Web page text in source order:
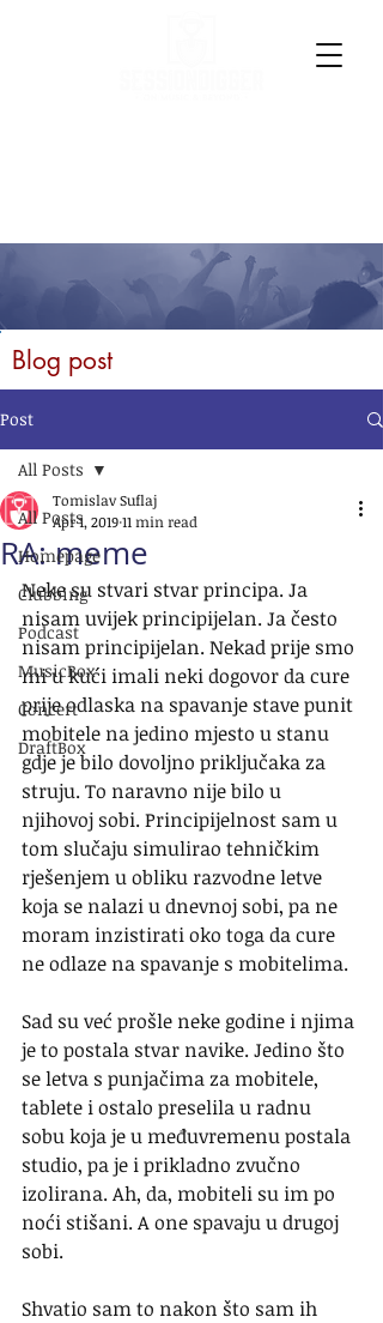
Blog post
Post
All Posts
Homepage
Clubbing
Podcast
MusicBox
Concert
DraftBox
All Posts
RA: meme
Tomislav Suflaj
Apr 1, 201911 min read
Neke su stvari stvar principa. Ja
nisam uvijek principijelan. Ja često
nisam principijelan. Nekad prije smo
mi u kući imali neki dogovor da cure
prije odlaska na spavanje stave punit
mobitele na jedino mjesto u stanu
gdje je bilo dovoljno priključaka za
struju. To naravno nije bilo u
njihovoj sobi. Principijelnost sam u
tom slučaju simulirao tehničkim
rješenjem u obliku razvodne letve
koja se nalazi u dnevnoj sobi, pa ne
moram inzistirati oko toga da cure
ne odlaze na spavanje s mobitelima.
Sad su već prošle neke godine i njima
je to postala stvar navike. Jedino što
se letva s punjačima za mobitele,
tablete i ostalo preselila u radnu
sobu koja je u međuvremenu postala
studio, pa je i prikladno zvučno
izolirana. Ah, da, mobiteli su im po
noći stišani. A one spavaju u drugoj
sobi.
Shvatio sam to nakon što sam ih